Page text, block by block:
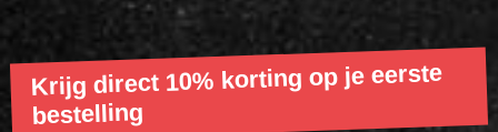
Krijg direct 10% korting op je eerste
bestelling